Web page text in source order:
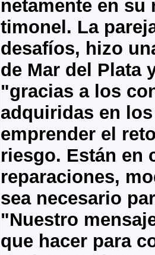
netamente en
timonel. La
desafíos, hizo
de Mar del Plata
"gracias a los
adquiridas en
emprender el
riesgo. Están en
reparaciones,
sea necesario
"Nuestro
que hacer para